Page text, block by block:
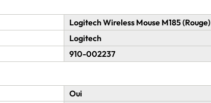
Logitech Wireless Mouse M185 (Rouge)
Logitech
910-002237
Oui